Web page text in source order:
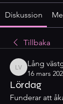
Diskussion
Tillbaka
Lång västgöte
Lång
16 mars
Lördag
Funderar att